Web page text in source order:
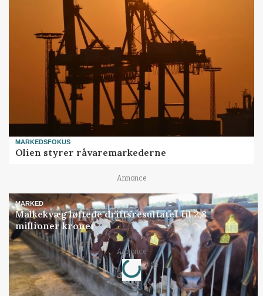
MARKEDSFOKUS
Olien styrer råvaremarkederne
Annonce
MARKED
Malkekvæg løftede driftsresultatet til 2,8
millioner kroner
Annonce
Loading...